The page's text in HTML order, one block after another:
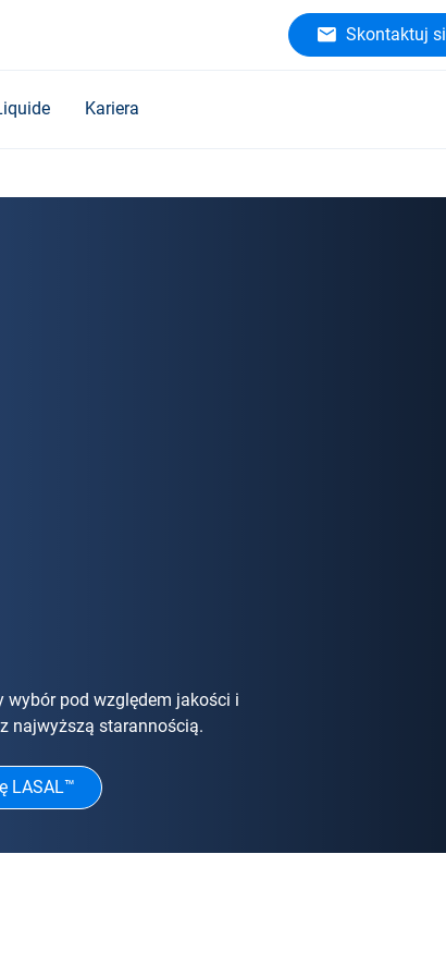
Skontaktuj
Kariera
wybór pod względem jakości i
najwyższą starannością.
LASAL™